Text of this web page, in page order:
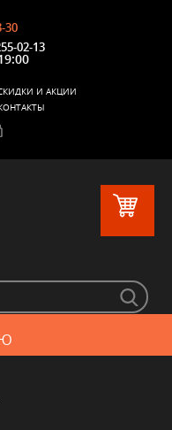
30
02-13
И АКЦИИ